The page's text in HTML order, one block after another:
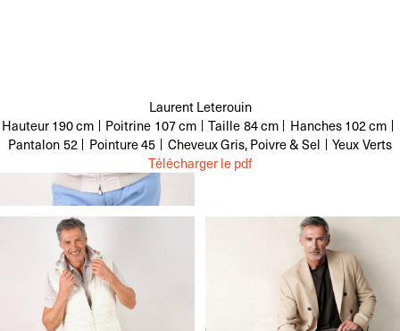
Laurent Leterouin
Hauteur 190 cm Poitrine 107 cm Taille84 cm Hanches102 cm
Pantalon52 Pointure45 CheveuxGris, Poivre & Sel YeuxVerts
Télécharger le pdf